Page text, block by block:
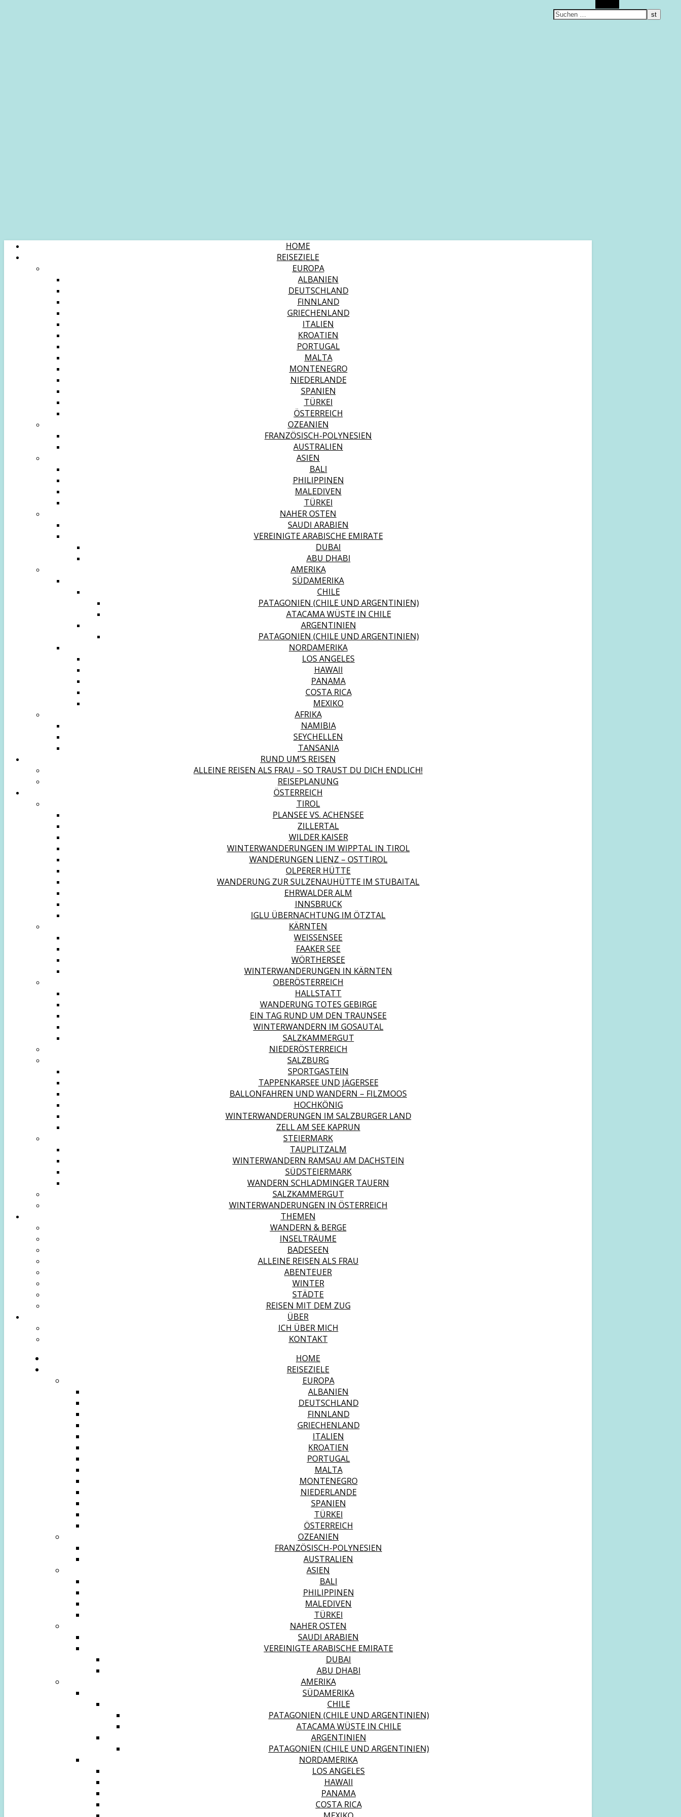
HOME
REISEZIELE
EUROPA
ALBANIEN
DEUTSCHLAND
FINNLAND
GRIECHENLAND
ITALIEN
KROATIEN
PORTUGAL
MALTA
MONTENEGRO
NIEDERLANDE
SPANIEN
TÜRKEI
ÖSTERREICH
OZEANIEN
FRANZÖSISCH-POLYNESIEN
AUSTRALIEN
ASIEN
BALI
PHILIPPINEN
MALEDIVEN
TÜRKEI
NAHER OSTEN
SAUDI ARABIEN
VEREINIGTE ARABISCHE EMIRATE
DUBAI
ABU DHABI
AMERIKA
SÜDAMERIKA
CHILE
PATAGONIEN (CHILE UND ARGENTINIEN)
ATACAMA WÜSTE IN CHILE
ARGENTINIEN
PATAGONIEN (CHILE UND ARGENTINIEN)
NORDAMERIKA
LOS ANGELES
HAWAII
PANAMA
COSTA RICA
MEXIKO
AFRIKA
NAMIBIA
SEYCHELLEN
TANSANIA
RUND UM’S REISEN
ALLEINE REISEN ALS FRAU – SO TRAUST DU DICH ENDLICH!
REISEPLANUNG
ÖSTERREICH
TIROL
PLANSEE VS. ACHENSEE
ZILLERTAL
WILDER KAISER
WINTERWANDERUNGEN IM WIPPTAL IN TIROL
WANDERUNGEN LIENZ – OSTTIROL
OLPERER HÜTTE
WANDERUNG ZUR SULZENAUHÜTTE IM STUBAITAL
EHRWALDER ALM
INNSBRUCK
IGLU ÜBERNACHTUNG IM ÖTZTAL
KÄRNTEN
WEISSENSEE
FAAKER SEE
WÖRTHERSEE
WINTERWANDERUNGEN IN KÄRNTEN
OBERÖSTERREICH
HALLSTATT
WANDERUNG TOTES GEBIRGE
EIN TAG RUND UM DEN TRAUNSEE
WINTERWANDERN IM GOSAUTAL
SALZKAMMERGUT
NIEDERÖSTERREICH
SALZBURG
SPORTGASTEIN
TAPPENKARSEE UND JÄGERSEE
BALLONFAHREN UND WANDERN – FILZMOOS
HOCHKÖNIG
WINTERWANDERUNGEN IM SALZBURGER LAND
ZELL AM SEE KAPRUN
STEIERMARK
TAUPLITZALM
WINTERWANDERN RAMSAU AM DACHSTEIN
SÜDSTEIERMARK
WANDERN SCHLADMINGER TAUERN
SALZKAMMERGUT
WINTERWANDERUNGEN IN ÖSTERREICH
THEMEN
WANDERN & BERGE
INSELTRÄUME
BADESEEN
ALLEINE REISEN ALS FRAU
ABENTEUER
WINTER
STÄDTE
REISEN MIT DEM ZUG
ÜBER
ICH ÜBER MICH
KONTAKT
HOME
REISEZIELE
EUROPA
ALBANIEN
DEUTSCHLAND
FINNLAND
GRIECHENLAND
ITALIEN
KROATIEN
PORTUGAL
MALTA
MONTENEGRO
NIEDERLANDE
SPANIEN
TÜRKEI
ÖSTERREICH
OZEANIEN
FRANZÖSISCH-POLYNESIEN
AUSTRALIEN
ASIEN
BALI
PHILIPPINEN
MALEDIVEN
TÜRKEI
NAHER OSTEN
SAUDI ARABIEN
VEREINIGTE ARABISCHE EMIRATE
DUBAI
ABU DHABI
AMERIKA
SÜDAMERIKA
CHILE
PATAGONIEN (CHILE UND ARGENTINIEN)
ATACAMA WÜSTE IN CHILE
ARGENTINIEN
PATAGONIEN (CHILE UND ARGENTINIEN)
NORDAMERIKA
LOS ANGELES
HAWAII
PANAMA
COSTA RICA